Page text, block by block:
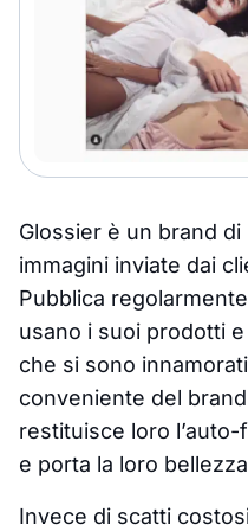
Glossier è un brand
immagini inviate dai
Pubblica
usano i suoi prodotti
che si sono
conveniente del
restituisce loro
e porta la loro
Invece di scatti